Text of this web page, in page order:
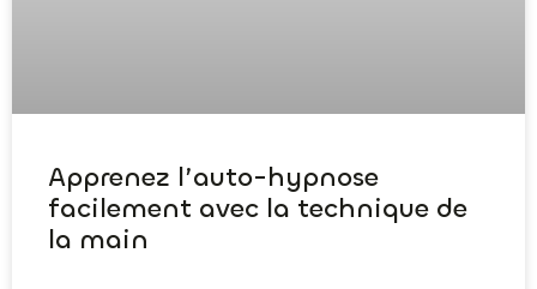
Apprenez l’auto-hypnose
facilement avec la technique de
la main